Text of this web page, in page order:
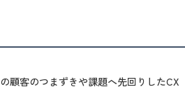
顧客のつまずきや課題へ先回りした